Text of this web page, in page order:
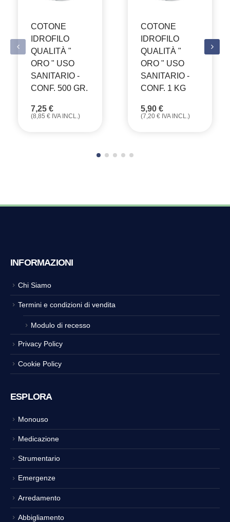
COTONE
IDROFILO
QUALITÀ "
ORO " USO
SANITARIO -
CONF. 500 GR.
7,25 €
(8,85 € IVA INCL.)
COTONE
IDROFILO
QUALITÀ "
ORO " USO
SANITARIO -
CONF. 1 KG
5,90 €
(7,20 € IVA INCL.)
INFORMAZIONI
Chi Siamo
Termini e condizioni di vendita
Modulo di recesso
Privacy Policy
Cookie Policy
ESPLORA
Monouso
Medicazione
Strumentario
Emergenze
Arredamento
Abbigliamento